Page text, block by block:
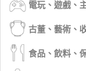
電玩、遊戲、
古董、藝術、
食品、飲料、